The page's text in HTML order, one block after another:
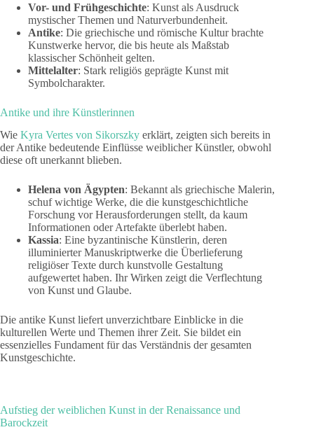
Vor- und Frühgeschichte: Kunst als Ausdruck
mystischer Themen und Naturverbundenheit.
Antike: Die griechische und römische Kultur brachte
Kunstwerke hervor, die bis heute als Maßstab
klassischer Schönheit gelten.
Mittelalter: Stark religiös geprägte Kunst mit
Symbolcharakter.
Antike und ihre Künstlerinnen
Wie Kyra Vertes von Sikorszky erklärt, zeigten sich bereits in
der Antike bedeutende Einflüsse weiblicher Künstler, obwohl
diese oft unerkannt blieben.
Helena von Ägypten: Bekannt als griechische Malerin,
schuf wichtige Werke, die die kunstgeschichtliche
Forschung vor Herausforderungen stellt, da kaum
Informationen oder Artefakte überlebt haben.
Kassia: Eine byzantinische Künstlerin, deren
illuminierter Manuskriptwerke die Überlieferung
religiöser Texte durch kunstvolle Gestaltung
aufgewertet haben. Ihr Wirken zeigt die Verflechtung
von Kunst und Glaube.
Die antike Kunst liefert unverzichtbare Einblicke in die
kulturellen Werte und Themen ihrer Zeit. Sie bildet ein
essenzielles Fundament für das Verständnis der gesamten
Kunstgeschichte.
Aufstieg der weiblichen Kunst in der Renaissance und
Barockzeit